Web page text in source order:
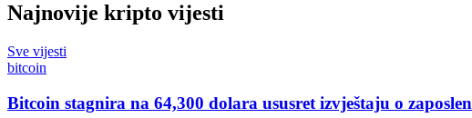
Najnovije kripto vijesti
Sve vijesti
bitcoin
Bitcoin stagnira na 64,300 dolara ususret izvještaju o